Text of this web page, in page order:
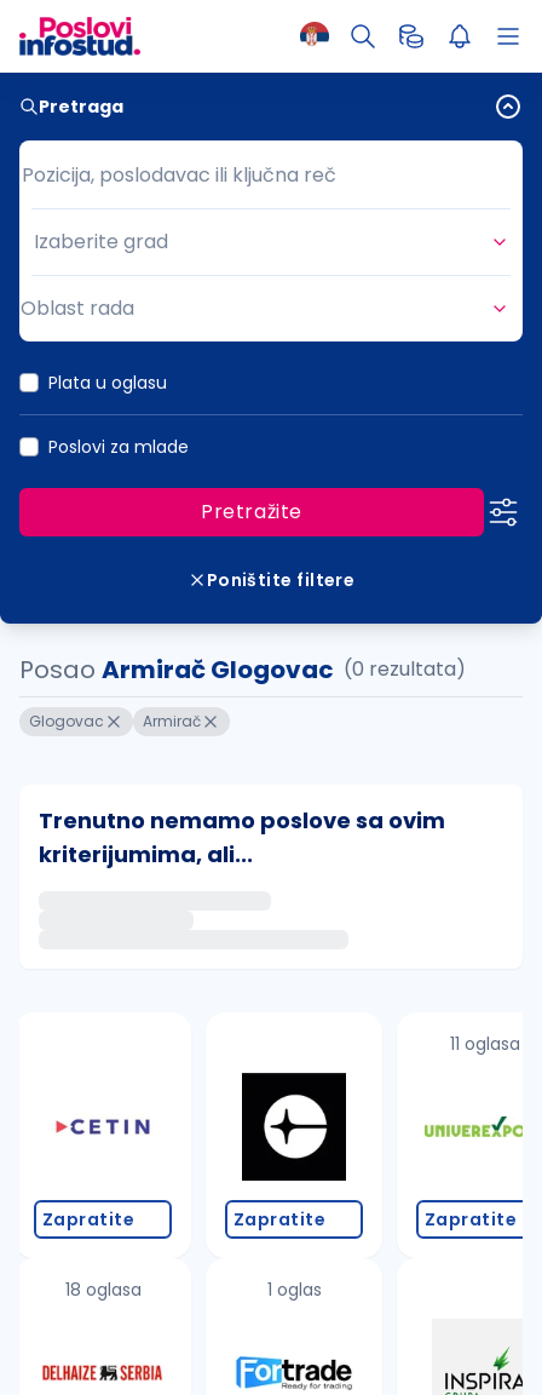
Pretraga
Pozicija, poslodavac ili ključna reč
Pozicija, poslodavac ili ključna reč
Grad
Izaberite grad
Oblast rada
Plata u oglasu
Poslovi za mlade
Pretražite
Poništite filtere
Posao Armirač Glogovac (0 rezultata)
Glogovac Armirač
Trenutno nemamo poslove sa ovim
kriterijumima, ali...
proverite pravopisne greške (koristite č, ć, š, đ,
povećajte radijus za odabrani grad
promenite odabrane filtere pretrage
Zapratite
18 oglasa
Zapratite
1 oglas
11 oglasa
Zapratite